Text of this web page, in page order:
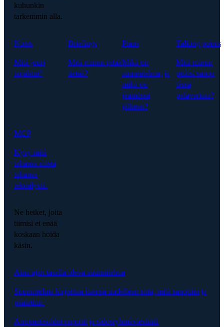
kuhunkin
tarkemmin alla.
Notes
Mitä juuri
tapahtui?
Briefings
Mitä minun pitää
tietää?
Plans
Mikä on
suunnitelma, ja
mikä on
jäämässä
jälkeen?
Talking points
Mitä minun
pitäisi sanoa
tässä
palaverissa?
MCP
Kysy mitä
tahansa mistä
tahansa
tekoälystä.
Ne hetket, joita
tiimisi ei enää
koskaan hoida
käsin.
Aina ajan tasalla oleva suunnitelma
Suunnitelma kirjoittaa itsensä uudelleen siitä, mitä sanottiin ja
päätettiin.
Automatisoidut raportit ja sidosryhmäviestintä